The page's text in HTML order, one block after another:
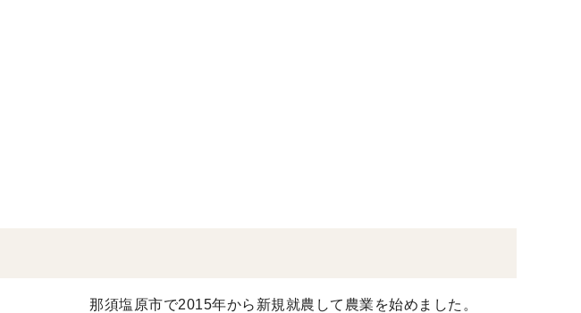
那須塩原市で2015年から新規就農して農業を始めました。